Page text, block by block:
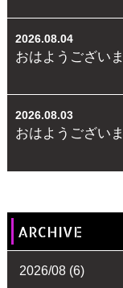
2026.08.04
おはようございま
2026.08.03
おはようございま
ARCHIVE
2026/08(6)